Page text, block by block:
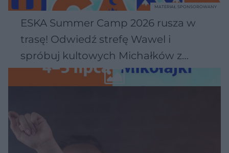
ESKA Summer Camp 2026 rusza w
trasę! Odwiedź strefę Wawel i
spróbuj kultowych Michałków z
Wawelu
MATERIAŁ SPONSOROWANY